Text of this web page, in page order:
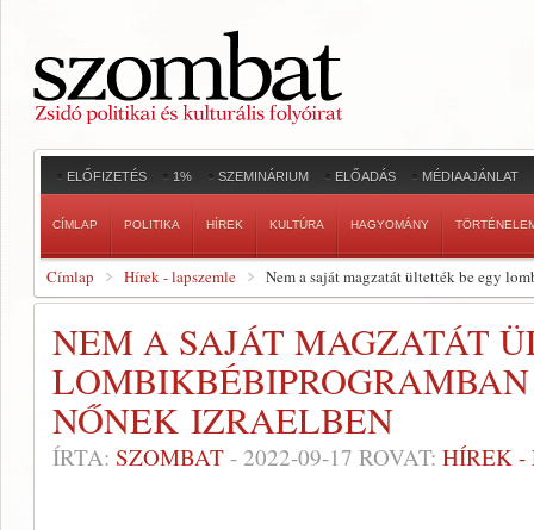
ELŐFIZETÉS 1% SZEMINÁRIUM ELŐADÁS MÉDIAAJÁNLAT
CÍMLAP POLITIKA HÍREK KULTÚRA HAGYOMÁNY
Címlap Hírek - lapszemle Nem a saját magzatát ültették be egy
NEM A SAJÁT MAGZATÁT
NŐNEK IZRAELBEN
ÍRTA: SZOMBAT - 2022-09-17 ROVAT: HÍREK -